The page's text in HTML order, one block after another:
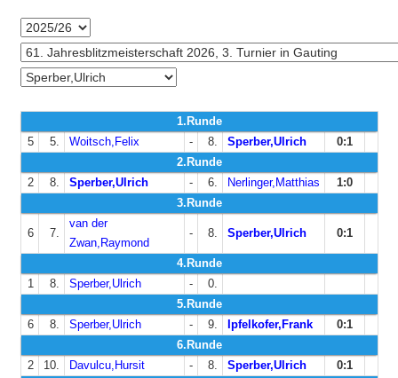
1.Runde
5
5. Woitsch,Felix - 8. Sperber,Ulrich
0:1
2.Runde
2
8. Sperber,Ulrich - 6. Nerlinger,Matthias
1:0
3.Runde
6 7.
van der
Zwan,Raymond
- 8. Sperber,Ulrich 0:1
4.Runde
1
8. Sperber,Ulrich -
0.
5.Runde
6
8. Sperber,Ulrich - 9. Ipfelkofer,Frank
0:1
6.Runde
2
10. Davulcu,Hursit - 8. Sperber,Ulrich
0:1